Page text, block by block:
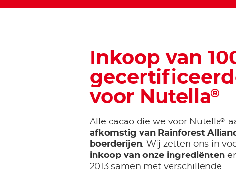
Inkoop van
voor Nutella®
Alle cacao die we voor Nutella®
afkomstig van Rainforest
boerderijen. Wij zetten ons in
inkoop van onze ingrediënten
2013 samen met verschillende